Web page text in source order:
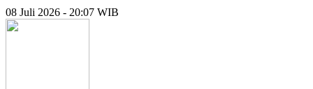
08 Juli 2026 - 20:07 WIB